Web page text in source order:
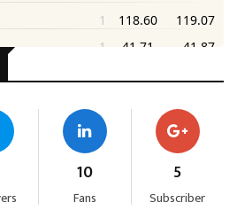
10
Fans
5
Subscriber